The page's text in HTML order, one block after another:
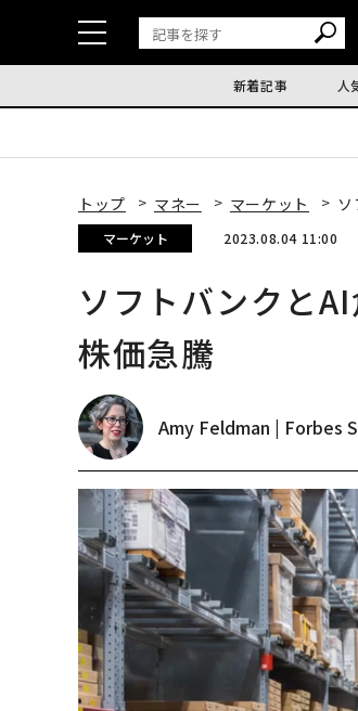
新着記事 人
トップ マネー マーケット
マーケット 2023.08.04 11:00
ソフトバンクと
株価急騰
Amy Feldman | Forbes